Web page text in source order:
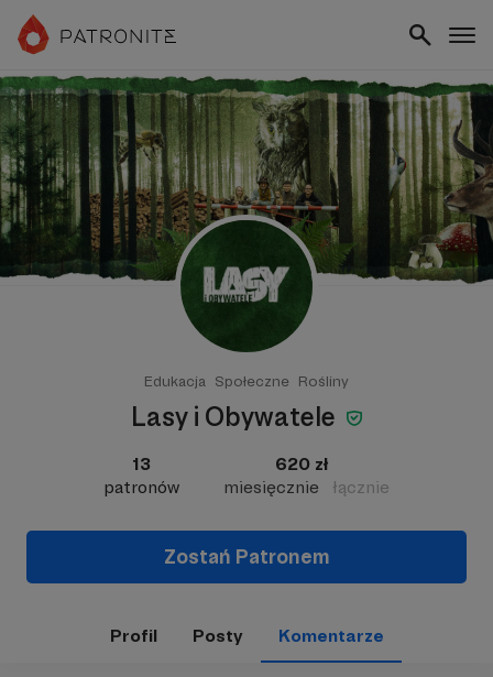
Edukacja Społeczne Rośliny
Lasy i Obywatele
13
patronów
620 zł
miesięcznie
łącznie
Zostań Patronem
Profil Posty Komentarze